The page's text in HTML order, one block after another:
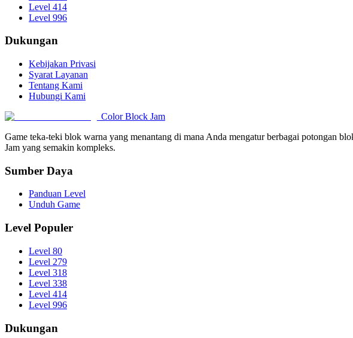
Level 414
Level 996
Dukungan
Kebijakan Privasi
Syarat Layanan
Tentang Kami
Hubungi Kami
Color Block Jam
Game teka-teki blok warna yang menantang di mana Anda mengatur berbagai potongan
Jam yang semakin kompleks.
Sumber Daya
Panduan Level
Unduh Game
Level Populer
Level 80
Level 279
Level 318
Level 338
Level 414
Level 996
Dukungan